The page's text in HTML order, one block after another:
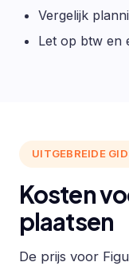
Vergelijk
Let op btw en
UITGEBREIDE
Kosten
plaatsen
De prijs voor